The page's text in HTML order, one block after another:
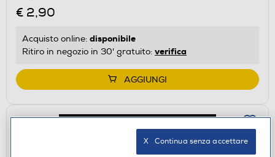
€ 2,90
Acquisto online: disponibile
Ritiro in negozio in 30' gratuito: verifica
AGGIUNGI
X   Continua senza accettare